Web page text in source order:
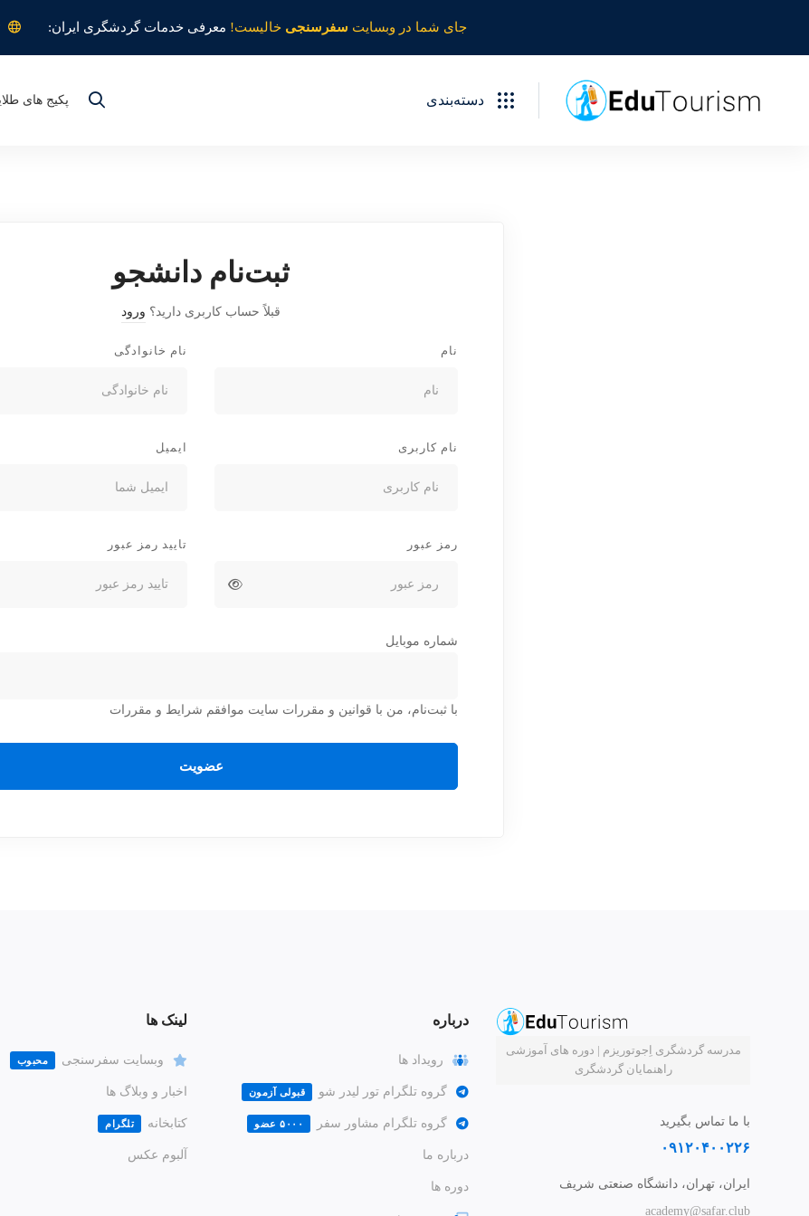
جای شما در وبسایت سفرسنجی خالیست! معرفی خدمات گردشگری ایران:
دسته‌بندی پکیج های
ثبت‌نام دانشجو
قبلاً حساب کاربری دارید؟ ورود
نام نام خانوادگی
نام کاربری ایمیل
رمز عبور تایید رمز عبور
شماره موبایل
با ثبت‌نام، من با قوانین و مقررات سایت موافقم شرایط و مقررات
عضویت
مدرسه گردشگری اِجوتوریزم | دوره های آموزشی
راهنمایان گردشگری
با ما تماس بگیرید
۰۹۱۲۰۴۰۰۲۲۶
ایران، تهران، دانشگاه صنعتی شریف
academy@safar.club
درباره
رویداد ها
گروه تلگرام تور لیدر شو قبولی آزمون
گروه تلگرام مشاور سفر ۵۰۰۰ عضو
درباره ما
دوره ها
لینک ها
وبسایت سفرسنجی محبوب
اخبار و وبلاگ ها
کتابخانه تلگرام
آلبوم عکس